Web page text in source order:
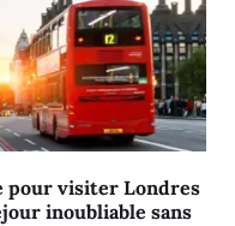
pour visiter Londres
inoubliable sans